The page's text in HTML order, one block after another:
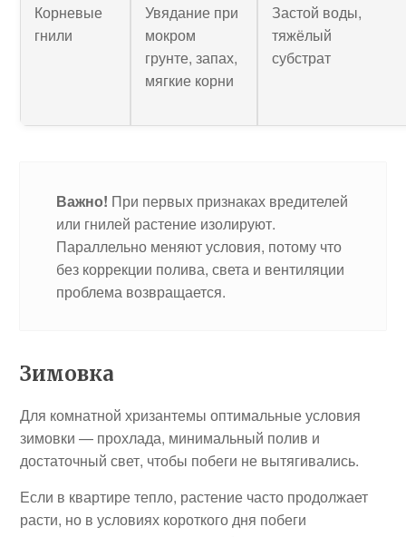
Корневые
гнили
Увядание при
мокром
грунте, запах,
мягкие корни
Застой воды,
тяжёлый
субстрат
Важно! При первых признаках вредителей
или гнилей растение изолируют.
Параллельно меняют условия, потому что
без коррекции полива, света и вентиляции
проблема возвращается.
Зимовка
Для комнатной хризантемы оптимальные условия
зимовки — прохлада, минимальный полив и
достаточный свет, чтобы побеги не вытягивались.
Если в квартире тепло, растение часто продолжает
расти, но в условиях короткого дня побеги